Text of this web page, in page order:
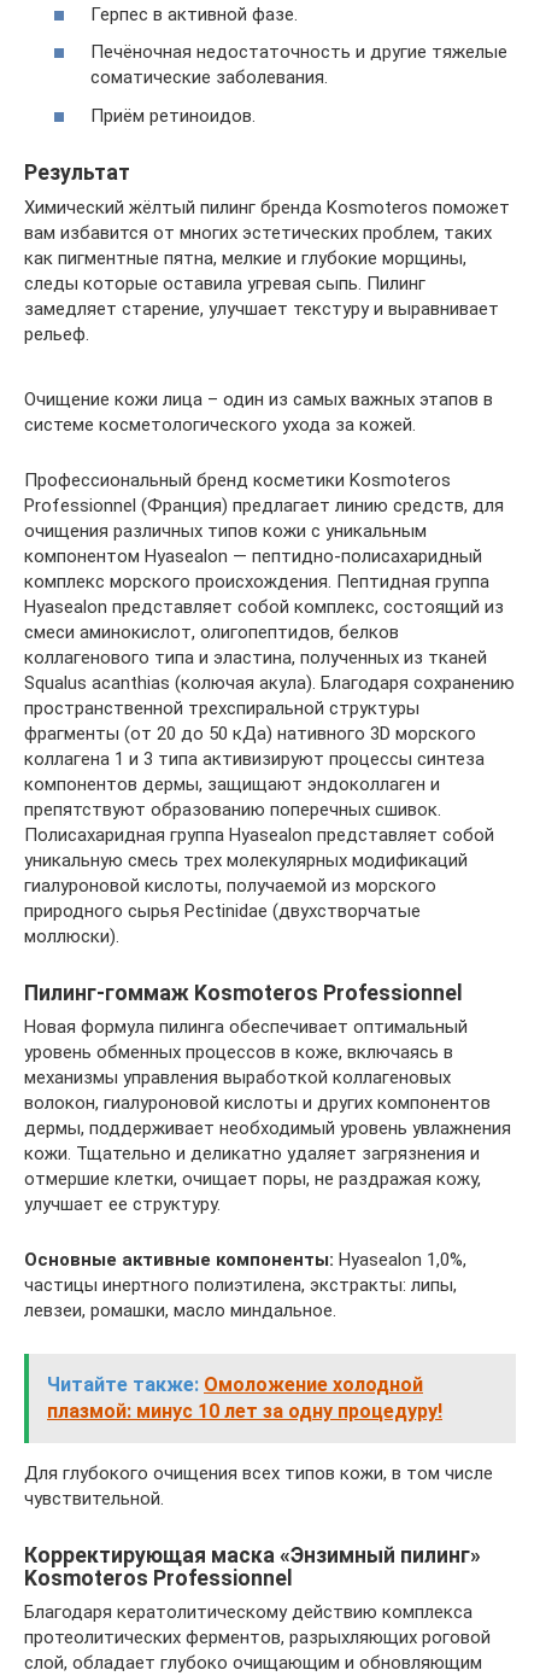
Герпес в активной фазе.
Печёночная недостаточность и другие тяжелые
соматические заболевания.
Приём ретиноидов.
Результат
Химический жёлтый пилинг бренда Kosmoteros поможет
вам избавится от многих эстетических проблем, таких
как пигментные пятна, мелкие и глубокие морщины,
следы которые оставила угревая сыпь. Пилинг
замедляет старение, улучшает текстуру и выравнивает
рельеф.
Очищение кожи лица – один из самых важных этапов в
системе косметологического ухода за кожей.
Профессиональный бренд косметики Kosmoteros
Professionnel (Франция) предлагает линию средств, для
очищения различных типов кожи с уникальным
компонентом Hyasealon — пептидно-полисахаридный
комплекс морского происхождения. Пептидная группа
Hyasealon представляет собой комплекс, состоящий из
смеси аминокислот, олигопептидов, белков
коллагенового типа и эластина, полученных из тканей
Squalus acanthias (колючая акула). Благодаря сохранению
пространственной трехспиральной структуры
фрагменты (от 20 до 50 кДа) нативного 3D морского
коллагена 1 и 3 типа активизируют процессы синтеза
компонентов дермы, защищают эндоколлаген и
препятствуют образованию поперечных сшивок.
Полисахаридная группа Hyasealon представляет собой
уникальную смесь трех молекулярных модификаций
гиалуроновой кислоты, получаемой из морского
природного сырья Pectinidae (двухстворчатые
моллюски).
Пилинг-гоммаж Kosmoteros Professionnel
Новая формула пилинга обеспечивает оптимальный
уровень обменных процессов в коже, включаясь в
механизмы управления выработкой коллагеновых
волокон, гиалуроновой кислоты и других компонентов
дермы, поддерживает необходимый уровень увлажнения
кожи. Тщательно и деликатно удаляет загрязнения и
отмершие клетки, очищает поры, не раздражая кожу,
улучшает ее структуру.
Основные активные компоненты: Hyasealon 1,0%,
частицы инертного полиэтилена, экстракты: липы,
левзеи, ромашки, масло миндальное.
Читайте также: Омоложение холодной
плазмой: минус 10 лет за одну процедуру!
Для глубокого очищения всех типов кожи, в том числе
чувствительной.
Корректирующая маска «Энзимный пилинг»
Kosmoteros Professionnel
Благодаря кератолитическому действию комплекса
протеолитических ферментов, разрыхляющих роговой
слой, обладает глубоко очищающим и обновляющим